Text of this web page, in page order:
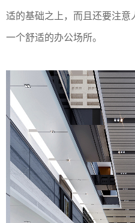
适的基础之上，而且还要注
一个舒适的办公场所。